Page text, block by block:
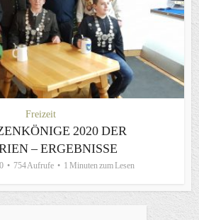
Freizeit
2020 DER
– ERGEBNISSE
754 Aufrufe 1 Minuten zum Lesen